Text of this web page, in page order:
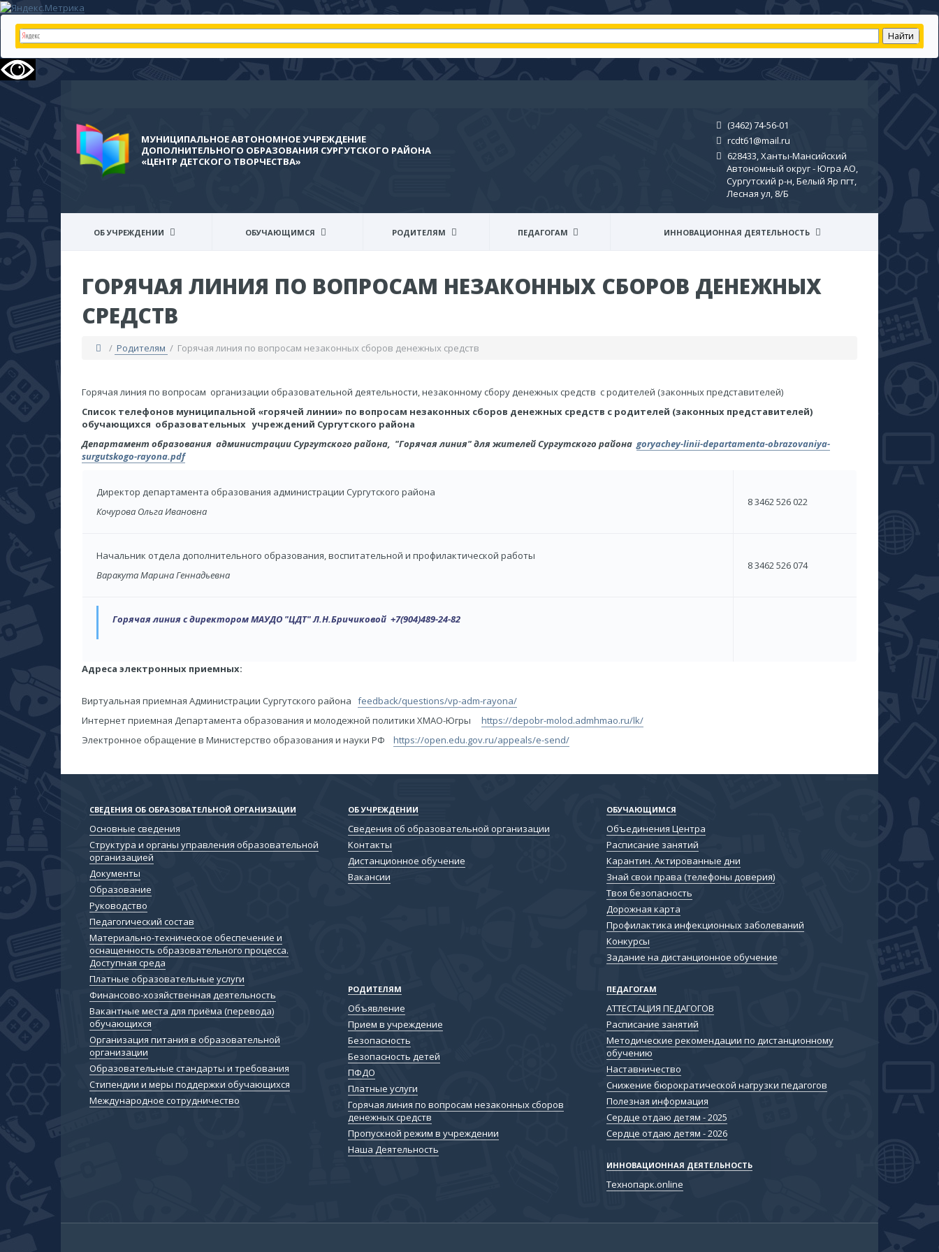
МУНИЦИПАЛЬНОЕ АВТОНОМНОЕ УЧРЕЖДЕНИЕ
ДОПОЛНИТЕЛЬНОГО ОБРАЗОВАНИЯ СУРГУТСКОГО РАЙОНА
«ЦЕНТР ДЕТСКОГО ТВОРЧЕСТВА»
(3462) 74-56-01
rcdt61@mail.ru
628433, Ханты-Мансийский
Автономный округ - Югра АО,
Сургутский р-н, Белый Яр пгт,
Лесная ул, 8/Б
ОБ УЧРЕЖДЕНИИ ОБУЧАЮЩИМСЯ РОДИТЕЛЯМ ПЕДАГОГАМ ИННОВАЦИОННАЯ ДЕЯТЕЛЬНОСТЬ
ГОРЯЧАЯ ЛИНИЯ ПО ВОПРОСАМ НЕЗАКОННЫХ СБОРОВ ДЕНЕЖНЫХ
СРЕДСТВ
/ Родителям / Горячая линия по вопросам незаконных сборов денежных средств
​Горячая линия по вопросам организации образовательной деятельности, незаконному сбору денежных средств с родителей (законных представителей)
Список телефонов муниципальной «горячей линии» по вопросам незаконных сборов денежных средств с родителей (законных представителей)
обучающихся образовательных учреждений Сургутского района
Департамент образования администрации Сургутского района, "Горячая линия"для жителей Сургутского района goryachey-linii-departamenta-obrazovaniya-
surgutskogo-rayona.pdf
Директор департамента образования администрации Сургутского района
Кочурова Ольга Ивановна
8 3462 526 022
Начальник отдела дополнительного образования, воспитательной и профилактической работы
Варакута Марина Геннадьевна
8 3462 526 074
Горячая линия с директором МАУДО "ЦДТ" Л.Н.Бричиковой +7(904)489-24-82
Адреса электронных приемных:
Виртуальная приемная Администрации Сургутского района feedback/questions/vp-adm-rayona/
Интернет приемная Департамента образования и молодежной политики ХМАО-Югры https://depobr-molod.admhmao.ru/lk/
Электронное обращение в Министерство образования и науки РФ https://open.edu.gov.ru/appeals/e-send/
СВЕДЕНИЯ ОБ ОБРАЗОВАТЕЛЬНОЙ ОРГАНИЗАЦИИ
Основные сведения
Структура и органы управления образовательной
организацией
Документы
Образование
Руководство
Педагогический состав
Материально-техническое обеспечение и
оснащенность образовательного процесса.
Доступная среда
Платные образовательные услуги
Финансово-хозяйственная деятельность
Вакантные места для приёма (перевода)
обучающихся
Организация питания в образовательной
организации
Образовательные стандарты и требования
Cтипендии и меры поддержки обучающихся
Международное сотрудничество
ОБ УЧРЕЖДЕНИИ
Сведения об образовательной организации
Контакты
Дистанционное обучение
Вакансии
ОБУЧАЮЩИМСЯ
Объединения Центра
Расписание занятий
Карантин. Актированные дни
Знай свои права (телефоны доверия)
Твоя безопасность
Дорожная карта
Профилактика инфекционных заболеваний
Конкурсы
Задание на дистанционное обучение
РОДИТЕЛЯМ
Объявление
Прием в учреждение
Безопасность
Безопасность детей
ПФДО
Платные услуги
Горячая линия по вопросам незаконных сборов
денежных средств
Пропускной режим в учреждении
Наша Деятельность
ПЕДАГОГАМ
АТТЕСТАЦИЯ ПЕДАГОГОВ
Расписание занятий
Методические рекомендации по дистанционному
обучению
Наставничество
Снижение бюрократической нагрузки педагогов
Полезная информация
Сердце отдаю детям - 2025
Сердце отдаю детям - 2026
ИННОВАЦИОННАЯ ДЕЯТЕЛЬНОСТЬ
Технопарк.online